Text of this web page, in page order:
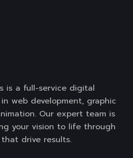
is a full-service digital
web development, graphic
Our expert team is
your vision to life through
drive results.